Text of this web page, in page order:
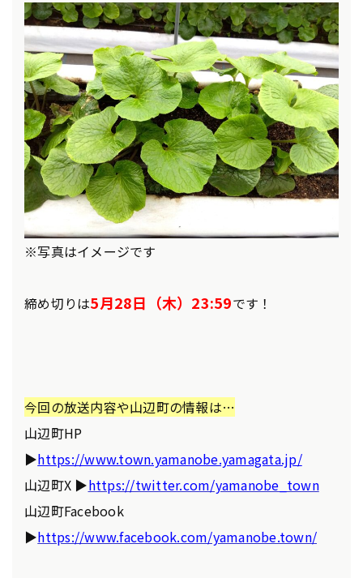
※写真はイメージです
締め切りは5月28日（木）23:59です！
今回の放送内容や山辺町の情報は…
山辺町HP
▶https://www.town.yamanobe.yamagata.jp/
山辺町X ▶https://twitter.com/yamanobe_town
山辺町Facebook
▶https://www.facebook.com/yamanobe.town/